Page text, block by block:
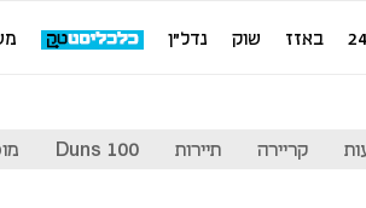
באזז שוק נדל"ן
קריירה תיירות Duns 100